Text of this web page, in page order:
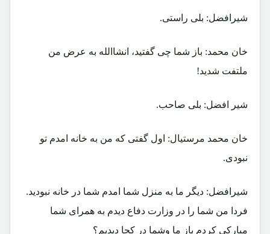
شیرافضل: بلی راستی.
خان محمد: باز شما چی گفتید، انشاالله به عرض من
ملتفت شدید!
شیر افضل: بلی صاحب.
خان محمد مرستیال: اول گفتی که من به خانه امدم تو
نبودی.
شیرافضل: دیگر ما به منزل شما امدم شما در خانه نبودید.
فردا من شما را در وزارت دفاع دیدم به همرای شما
مبارکی کردم باز ما وشما در کجا دیدیم؟